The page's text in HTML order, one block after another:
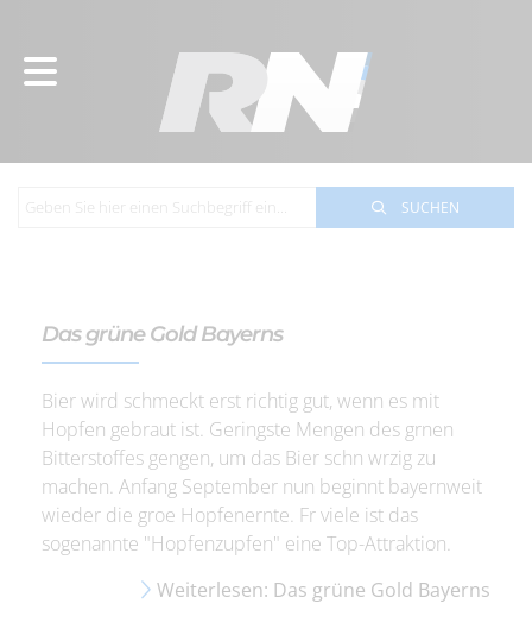
SUCHEN
Das grüne Gold Bayerns
Bier wird schmeckt erst richtig gut, wenn es mit
Hopfen gebraut ist. Geringste Mengen des grnen
Bitterstoffes gengen, um das Bier schn wrzig zu
machen. Anfang September nun beginnt bayernweit
wieder die groe Hopfenernte. Fr viele ist das
sogenannte "Hopfenzupfen" eine Top-Attraktion.
Weiterlesen: Das grüne Gold Bayerns